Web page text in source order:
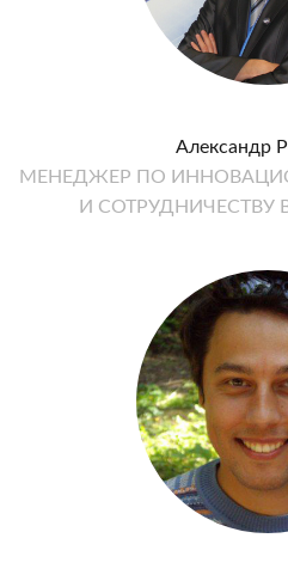
Александр
МЕНЕДЖЕР ПО
И СОТРУДНИЧЕСТВУ